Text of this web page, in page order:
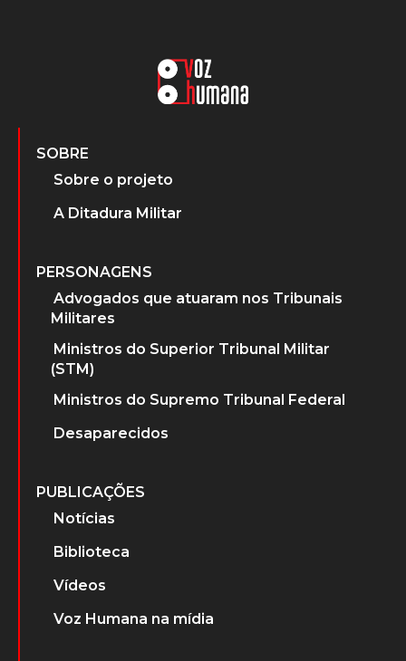
SOBRE
Sobre o projeto
A Ditadura Militar
PERSONAGENS
Advogados que atuaram nos Tribunais
Militares
Ministros do Superior Tribunal Militar
(STM)
Ministros do Supremo Tribunal Federal
Desaparecidos
PUBLICAÇÕES
Notícias
Biblioteca
Vídeos
Voz Humana na mídia